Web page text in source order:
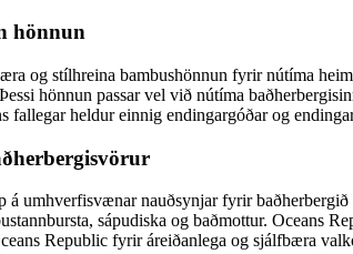
hönnun
og stílhreina bambushönnun fyrir nútíma
hönnun passar vel við nútíma
heldur einnig endingargóðar og
á umhverfisvænar nauðsynjar fyrir
sápudiska og baðmottur. Oceans
Republic fyrir áreiðanlega og sjálfbæra